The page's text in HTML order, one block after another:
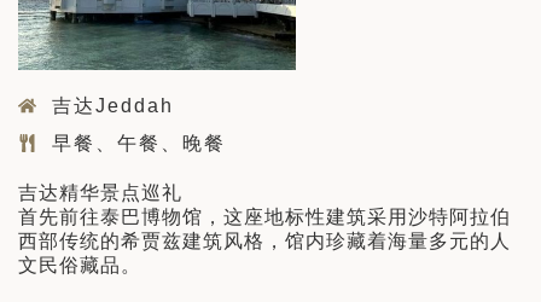
吉达Jeddah
早餐、午餐、晚餐
吉达精华景点巡礼
首先前往泰巴博物馆，这座地标性建筑采用沙特阿拉伯
西部传统的希贾兹建筑风格，馆内珍藏着海量多元的人
文民俗藏品。